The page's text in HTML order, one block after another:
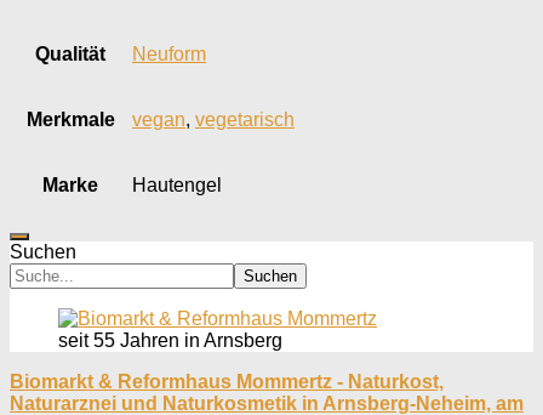
Qualität Neuform
Merkmale vegan, vegetarisch
Marke Hautengel
Suchen
Suchen
seit 55 Jahren in Arnsberg
Biomarkt & Reformhaus Mommertz - Naturkost,
Naturarznei und Naturkosmetik in Arnsberg-Neheim, am